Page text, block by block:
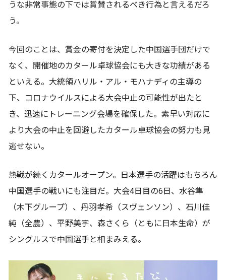
うな非常事態の下では賞賛されるべき行為と言えるだろ
う。
今回のことは、賞金の寄付を決定した中国選手団だけで
なく、開催地のカタール卓球協会にも大きな功績がある
といえる。大統領ハリル・アル・モハナディの主導の
下、コロナウイルスによる大会中止の可能性が出たと
き、迅速にトレーニング会場を確保した。素早い対応に
より大会の中止を回避したカタール卓球協会の努力も見
逃せない。
熱戦が続くカタールオープン。日本選手の活躍はもちろん
中国選手の戦いにも注目だ。大会4日目の6日、水谷隼
（木下グループ）、丹羽孝希（スヴェンソン）、石川佳
純（全農）、平野美宇、森さくら（ともに日本生命）が
シングルスで中国選手と相まみえる。